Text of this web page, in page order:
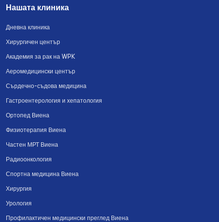
Нашата клиника
Дневна клиника
Хирургичен център
Академия за рак на WPK
Аеромедицински център
Сърдечно-съдова медицина
Гастроентерология и хепатология
Ортопед Виена
Физиотерапия Виена
Частен МРТ Виена
Радиоонкология
Спортна медицина Виена
Хирургия
Урология
Профилактичен медицински преглед Виена